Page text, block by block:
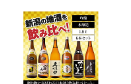
uper dry 11回 缶ビール 缶 ギ
フト 内祝い 茨城県守谷市 送
料無料